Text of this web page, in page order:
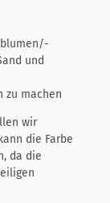
und
zu machen
wir
die Farbe
da die